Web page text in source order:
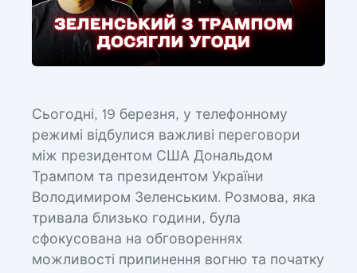
Сьогодні, 19 березня, у телефонному
режимі відбулися важливі переговори
між президентом США Дональдом
Трампом та президентом України
Володимиром Зеленським. Розмова, яка
тривала близько години, була
сфокусована на обговореннях
можливості припинення вогню та початку